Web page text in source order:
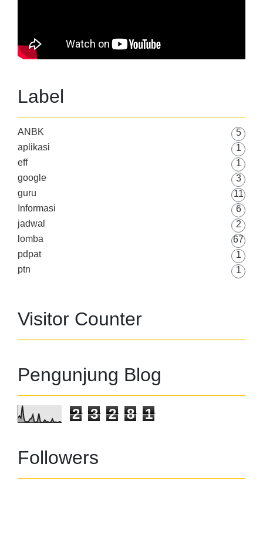
Label
ANBK
5
aplikasi
1
eff
1
google
3
guru
11
Informasi
6
jadwal
2
lomba
67
pdpat
1
ptn
1
Visitor Counter
Pengunjung Blog
2 3 2 8 1
Followers